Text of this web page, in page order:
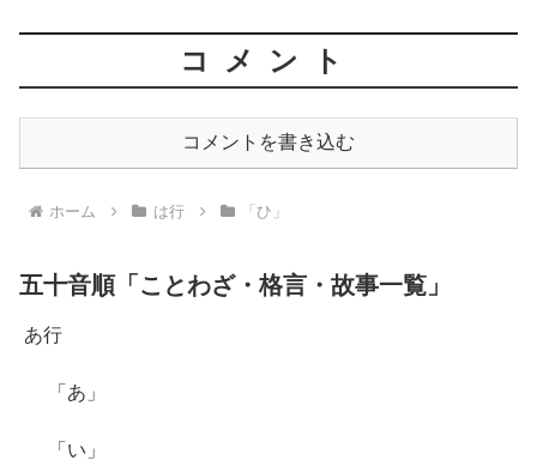
コメント
コメントを書き込む
ホーム は行 「ひ」
五十音順「ことわざ・格言・故事一覧」
あ行
「あ」
「い」